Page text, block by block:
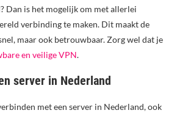
Dan is het mogelijk om met allerlei
verbinding te maken. Dit maakt de
maar ook betrouwbaar. Zorg wel dat je
en veilige VPN.
server in Nederland
met een server in Nederland, ook